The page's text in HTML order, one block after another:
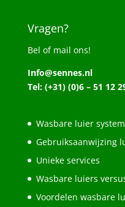
Vragen?
Bel of mail ons!
Info@sennes.nl
Tel: (+31) (0)6 – 51 12
Wasbare luier
Gebruiksaanwijzing
Unieke services
Wasbare luiers
Voordelen wasbare